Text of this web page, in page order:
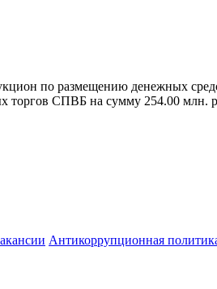
по размещению денежных
торгов СПВБ на сумму 254.00 млн.
Антикоррупционная